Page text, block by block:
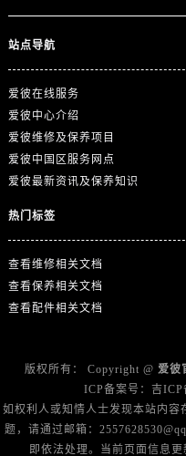
站点导航
爱彼在线服务
爱彼中心介绍
爱彼维修及保养项目
爱彼中国区服务网点
爱彼最新资讯及保养知识
热门标签
查看维修相关文档
查看保养相关文档
查看配件相关文档
版权所有： Copyright @ 爱彼
ICP备案号： 吉ICP
如权利人或知情人士发现本站内容
题，请通过邮箱：
即依法处理。当前页面信息